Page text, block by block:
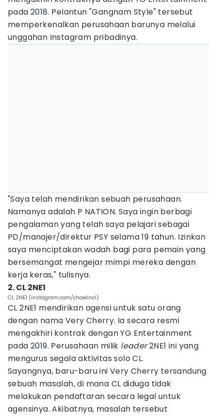
pada 2018. Pelantun "Gangnam Style" tersebut
memperkenalkan perusahaan barunya melalui
unggahan Instagram pribadinya.
"Saya telah mendirikan sebuah perusahaan.
Namanya adalah P NATION. Saya ingin berbagi
pengalaman yang telah saya pelajari sebagai
PD/manajer/direktur PSY selama 19 tahun. Izinkan
saya menciptakan wadah bagi para pemain yang
bersemangat mengejar mimpi mereka dengan
kerja keras," tulisnya.
2. CL 2NE1
CL 2NE1 (instagram.com/chaelincl)
CL 2NE1 mendirikan agensi untuk satu orang
dengan nama Very Cherry. Ia secara resmi
mengakhiri kontrak dengan YG Entertainment
pada 2019. Perusahaan milik leader2NE1 ini yang
mengurus segala aktivitas solo CL.
Sayangnya, baru-baru ini Very Cherry tersandung
sebuah masalah, di mana CL diduga tidak
melakukan pendaftaran secara legal untuk
agensinya. Akibatnya, masalah tersebut